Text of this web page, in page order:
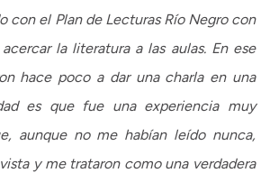
con el Plan de Lecturas Río Negro con
la literatura a las aulas. En ese
hace poco a dar una charla en una
es que fue una experiencia muy
aunque no me habían leído nunca,
y me trataron como una verdadera